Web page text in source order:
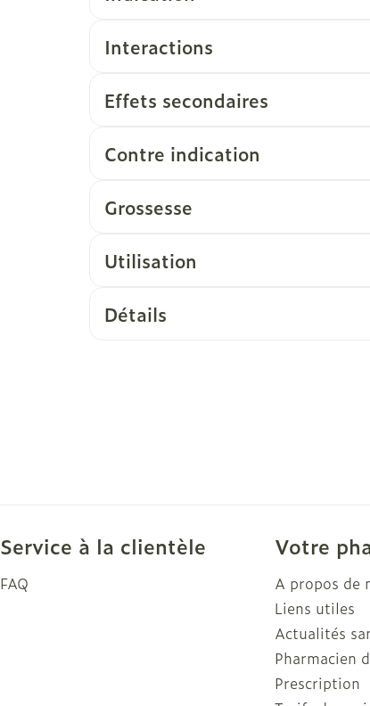
Interactions
Effets secondaires
Contre indication
Grossesse
Utilisation
Détails
Service à la clientèle
FAQ
Votre
A propos de
Liens utiles
Actualités
Pharmacien
Prescription